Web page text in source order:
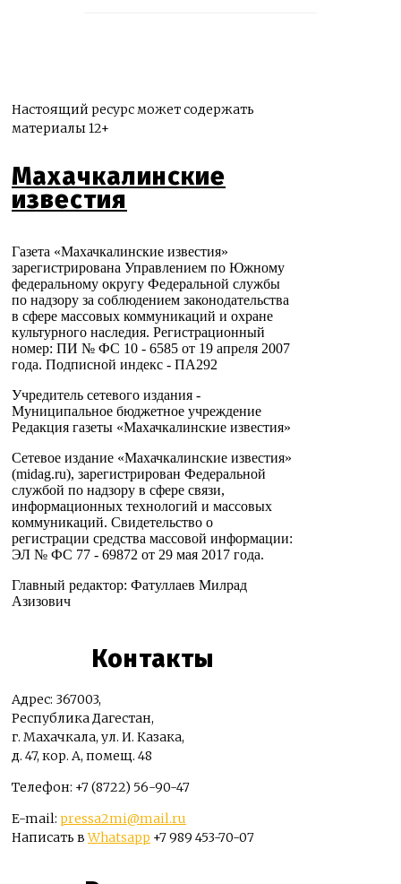
Настоящий ресурс может содержать
материалы 12+
Махачкалинские
известия
Газета «Махачкалинские известия»
зарегистрирована Управлением по Южному
федеральному округу Федеральной службы
по надзору за соблюдением законодательства
в сфере массовых коммуникаций и охране
культурного наследия. Регистрационный
номер: ПИ № ФС 10 - 6585 от 19 апреля 2007
года. Подписной индекс - ПА292
Учредитель сетевого издания -
Муниципальное бюджетное учреждение
Редакция газеты «Махачкалинские известия»
Сетевое издание «Махачкалинские известия»
(midag.ru), зарегистрирован Федеральной
службой по надзору в сфере связи,
информационных технологий и массовых
коммуникаций. Свидетельство о
регистрации средства массовой информации:
ЭЛ № ФС 77 - 69872 от 29 мая 2017 года.
Главный редактор: Фатуллаев Милрад
Азизович
Контакты
Адрес: 367003,
Республика Дагестан,
г. Махачкала, ул. И. Казака,
д. 47, кор. А, помещ. 48
Телефон: +7 (8722) 56-90-47
E-mail: pressa2mi@mail.ru
Написать вWhatsapp +7 989 453-70-07